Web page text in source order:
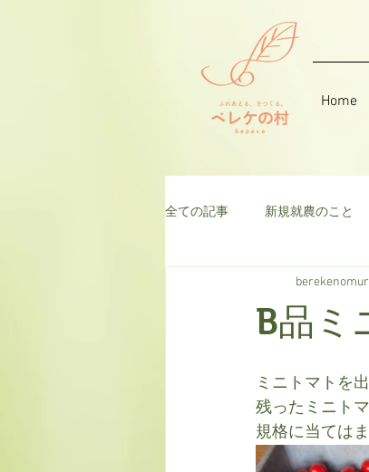
Home
全ての記事 新規就農のこと
そら豆 ハー
B品ミ
ミニトマトを
残ったミニト
規格に当ては